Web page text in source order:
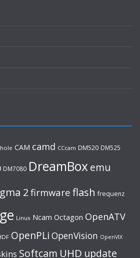
CAM camd CCcam DM520 DM525
DM7080 DreamBoxemu
2 firmware flash frequenz
Linux Ncam Octagon OpenATV
OpenPLi OpenVision OpenVIX
Softcam UHD update